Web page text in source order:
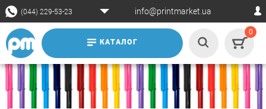
(044) 229-53-23 info@printmarket.ua
КАТАЛОГ
0